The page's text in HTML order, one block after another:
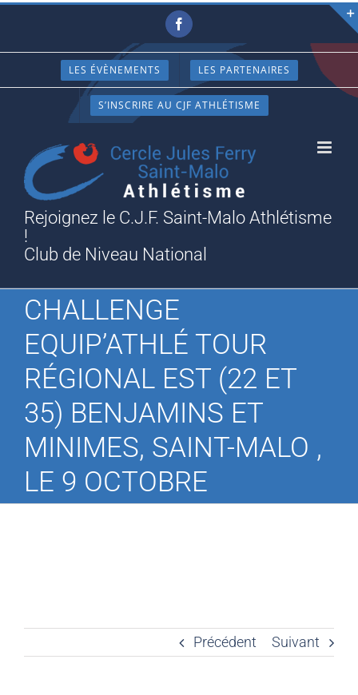
Passer
contenu
Facebook
LES ÉVÈNEMENTS LES PARTENAIRES
S’INSCRIRE AU CJF ATHLÉTISME
Rejoignez le C.J.F. Saint-Malo Athlétisme
!
Club de Niveau National
CHALLENGE
EQUIP’ATHLÉ TOUR
RÉGIONAL EST (22 ET
35) BENJAMINS ET
MINIMES, SAINT-MALO ,
LE 9 OCTOBRE
Précédent Suivant